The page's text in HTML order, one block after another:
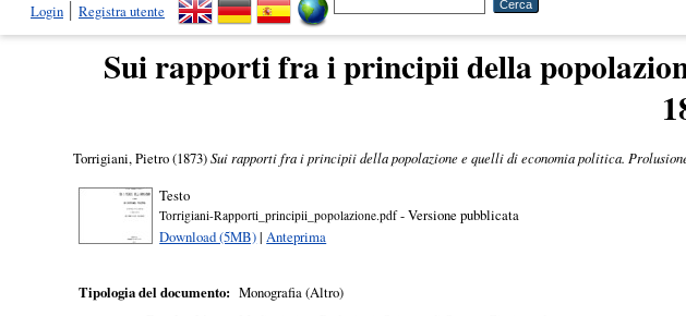
Login
Registra utente
Sui rapporti fra i principii della
Torrigiani, Pietro(1873)Sui rapporti fra i principii della popolazione e quelli di economia politica.
Testo
Torrigiani-Rapporti_principii_popolazione.pdf- Versione pubblicata
Download (5MB)| Anteprima
Tipologia del documento: Monografia (Altro)